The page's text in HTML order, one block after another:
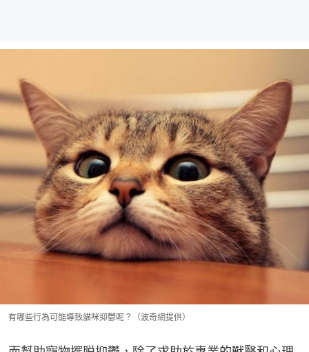
有哪些行為可能導致貓咪抑鬱呢？（波奇網提供）